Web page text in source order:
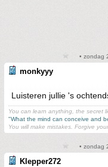
• zondag
monkyyy
Luisteren jullie 's
You can learn anything, the secret
"What the mind can conceive and
You will make mistakes. Forgive
• zondag
Klepper272